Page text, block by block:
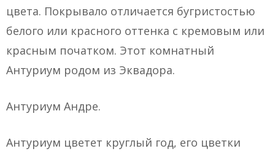
цвета. Покрывало отличается бугристостью
белого или красного оттенка с кремовым или
красным початком. Этот комнатный
Антуриум родом из Эквадора.
Антуриум Андре.
Антуриум цветет круглый год, его цветки